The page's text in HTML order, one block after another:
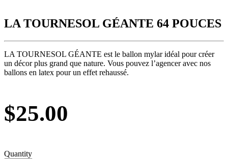
LA TOURNESOL GÉANTE 64 POUCES
LA TOURNESOL GÉANTE est le ballon mylar idéal pour créer
un décor plus grand que nature. Vous pouvez l’agencer avec nos
ballons en latex pour un effet rehaussé.
$25.00
Quantity